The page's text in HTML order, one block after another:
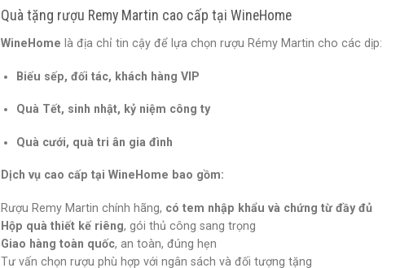
Quà tặng rượu Remy Martin cao cấp tại WineHome
WineHome là địa chỉ tin cậy để lựa chọn rượu Rémy Martin cho các dịp:
Biếu sếp, đối tác, khách hàng VIP
Quà Tết, sinh nhật, kỷ niệm công ty
Quà cưới, quà tri ân gia đình
Dịch vụ cao cấp tại WineHome bao gồm:
Rượu Remy Martin chính hãng, có tem nhập khẩu và chứng từ đầy đủ
Hộp quà thiết kế riêng, gói thủ công sang trọng
Giao hàng toàn quốc, an toàn, đúng hẹn
Tư vấn chọn rượu phù hợp với ngân sách và đối tượng tặng